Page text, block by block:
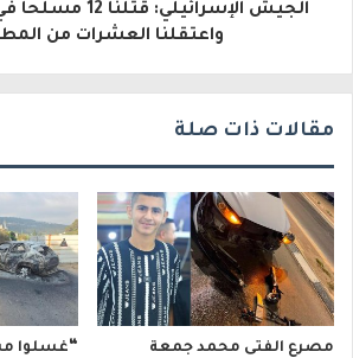
الجيش
واعتقلنا العشرات من
مقالات ذات صلة
مصرع الفتى محمد جمعة
“غسلوا